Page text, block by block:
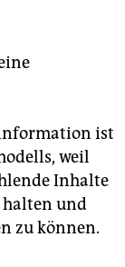
ist
weil
Inhalte
halten und
zu können.